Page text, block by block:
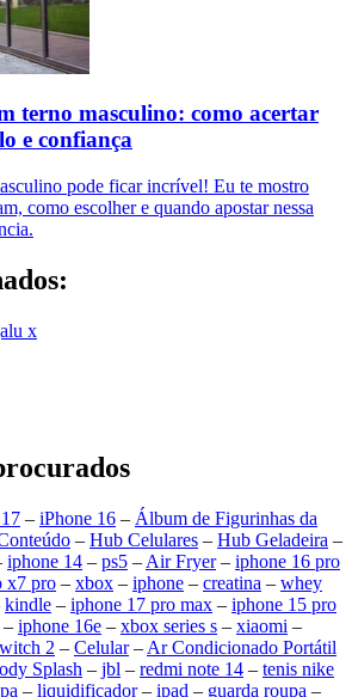
terno masculino: como acertar
e confiança
pode ficar incrível! Eu te mostro
como escolher e quando apostar nessa
x
– iPhone 16 – Álbum de Figurinhas da
– Hub Celulares – Hub Geladeira –
iphone 14 – ps5 – Air Fryer– iphone 16 pro
x7 pro – xbox – iphone – creatina – whey
kindle – iphone 17 pro max – iphone 15 pro
– iphone 16e – xbox series s – xiaomi –
2 – Celular– Ar Condicionado Portátil
Splash – jbl – redmi note 14 – tenis nike
– liquidificador– ipad – guarda roupa –